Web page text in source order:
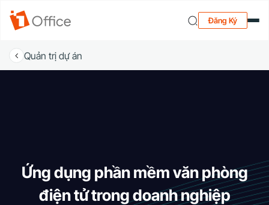
Đăng Ký
Quản trị dự án
Ứng dụng phần mềm văn phòng
điện tử trong doanh nghiệp